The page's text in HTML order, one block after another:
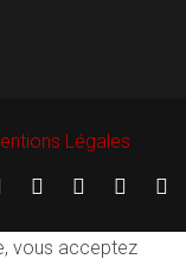
Légales
vous acceptez